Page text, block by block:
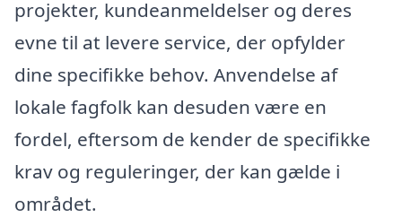
projekter, kundeanmeldelser og deres
evne til at levere service, der opfylder
dine specifikke behov. Anvendelse af
lokale fagfolk kan desuden være en
fordel, eftersom de kender de specifikke
krav og reguleringer, der kan gælde i
området.